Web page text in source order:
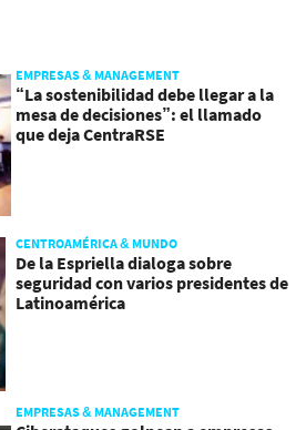
EMPRESAS & MANAGEMENT
“La sostenibilidad debe llegar a la
mesa de decisiones”: el llamado
que deja CentraRSE
CENTROAMÉRICA & MUNDO
De la Espriella dialoga sobre
seguridad con varios presidentes de
Latinoamérica
EMPRESAS & MANAGEMENT